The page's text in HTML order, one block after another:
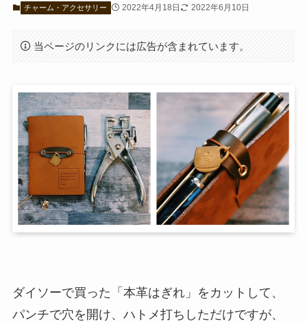
チャーム・アクセサリー 2022年4月18日 2022年6月10日
当ページのリンクには広告が含まれています。
ダイソーで買った「本革はぎれ」をカットして、
パンチで穴を開け、ハトメ打ちしただけですが、